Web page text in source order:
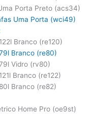
Porta Preto (acs34)
Uma Porta (wci49)
Branco (re120)
Branco (re80)
Vidro (rv80)
Branco (re122)
Branco (re82)
Home Pro (oe9st)